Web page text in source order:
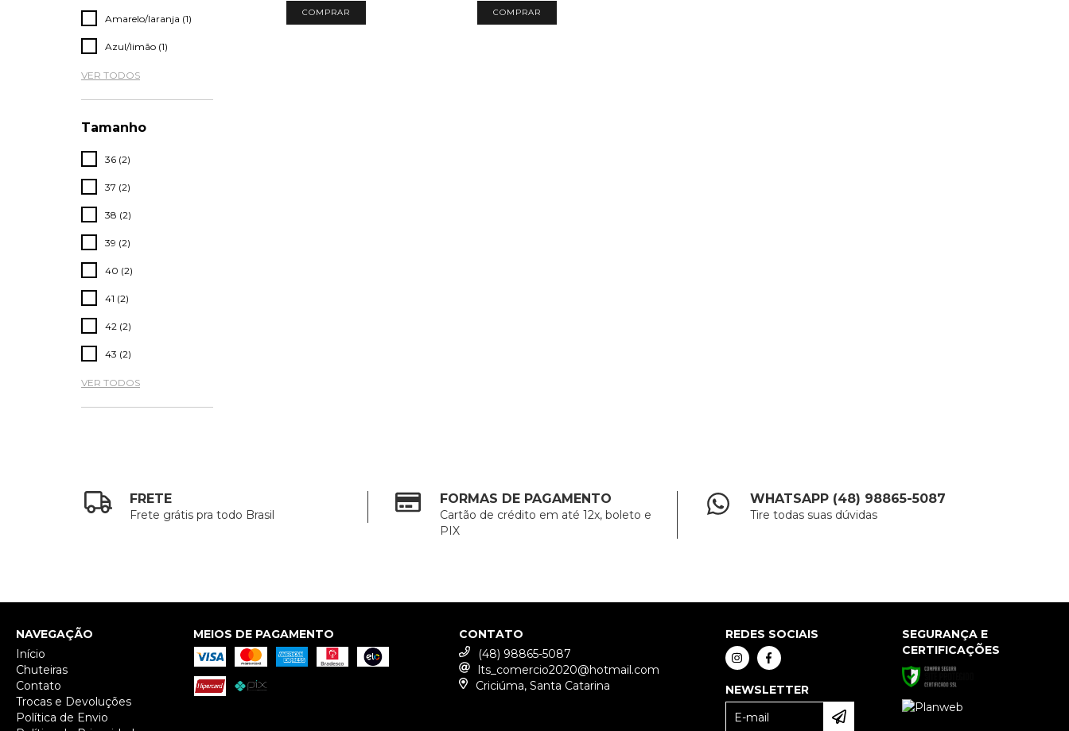
Amarelo/laranja (1)
Azul/limão (1)
VER TODOS
Tamanho
36 (2)
37 (2)
38 (2)
39 (2)
40 (2)
41 (2)
42 (2)
43 (2)
VER TODOS
COMPRAR COMPRAR
FRETE
Frete grátis pra todo Brasil
FORMAS DE PAGAMENTO
Cartão de crédito em até 12x, boleto e
PIX
WHATSAPP (48) 98865-5087
Tire todas suas dúvidas
NAVEGAÇÃO
Início
Chuteiras
Contato
Trocas e Devoluções
Política de Envio
MEIOS DE PAGAMENTO
CONTATO
(48) 98865-5087
lts_comercio2020@hotmail.com
Criciúma, Santa Catarina
REDES SOCIAIS
NEWSLETTER
SEGURANÇA E
CERTIFICAÇÕES